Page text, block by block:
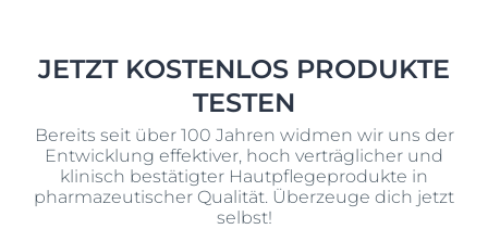
JETZT KOSTENLOS PRODUKTE
TESTEN
Bereits seit über 100 Jahren widmen wir uns der
Entwicklung effektiver, hoch verträglicher und
klinisch bestätigter Hautpflegeprodukte in
pharmazeutischer Qualität. Überzeuge dich jetzt
selbst!